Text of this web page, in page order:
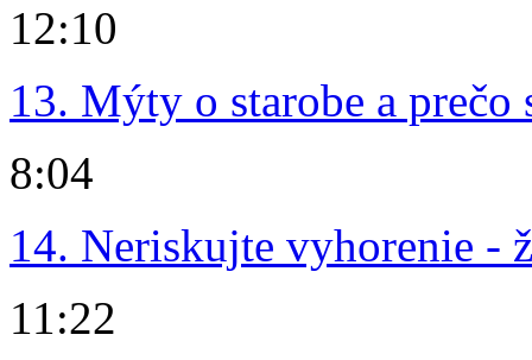
12:10
13. Mýty o starobe a
8:04
14. Neriskujte vyhorenie -
11:22